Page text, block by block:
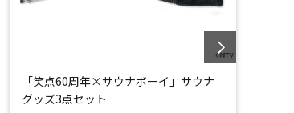
「笑点60周年×サウナボーイ」サウナ
グッズ3点セット